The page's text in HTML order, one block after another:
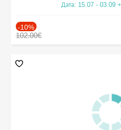
Дата: 15.07 - 03.09
-10%
102.00€